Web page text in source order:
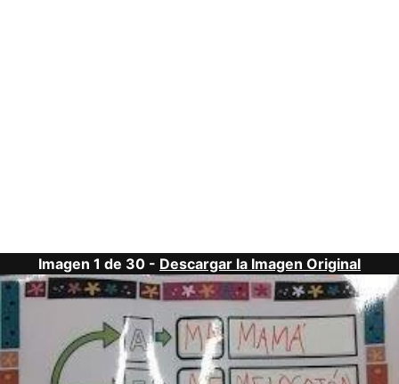
Imagen 1 de 30 - Descargar la Imagen Original